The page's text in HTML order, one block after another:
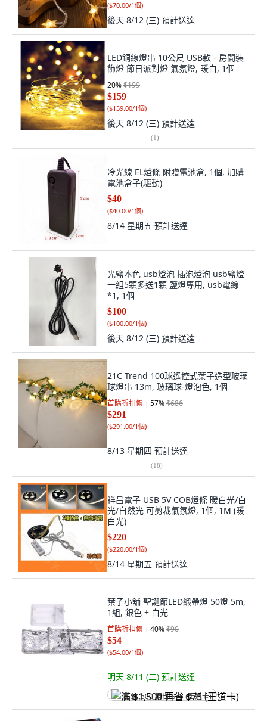
($70.00/1個)
後天 8/12 (三) 預計送達
LED銅線燈串 10公尺 USB款 - 房間裝
飾燈 節日派對燈 氣氛燈, 暖白, 1個
20%$199
$159
($159.00/1個)
後天 8/12 (三) 預計送達
(1)
冷光線 EL燈條 附贈電池盒, 1個, 加購
電池盒子(驅動)
$40
($40.00/1個)
8/14 星期五 預計送達
光鹽本色 usb燈泡 插泡燈泡 usb鹽燈
一組5顆多送1顆 鹽燈專用, usb電線
*1, 1個
$100
($100.00/1個)
後天 8/12 (三) 預計送達
21C Trend 100球遙控式葉子造型玻璃
球燈串 13m, 玻璃球-燈泡色, 1個
首購折扣價 57%$686
$291
($291.00/1個)
8/13 星期四 預計送達
(18)
祥昌電子 USB 5V COB燈條 暖白光/白
光/自然光 可剪裁氣氛燈, 1個, 1M (暖
白光)
$220
($220.00/1個)
8/14 星期五 預計送達
葉子小舖 聖誕節LED緞帶燈 50燈 5m,
1組, 銀色 + 白光
首購折扣價 40%$90
$54
($54.00/1個)
明天 8/11 (二) 預計送達
满 $1,500 再省 $75 (王道卡)